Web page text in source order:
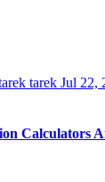
tarek Jul 22,
Calculators